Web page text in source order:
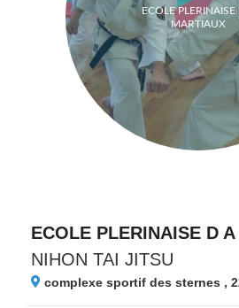
ECOLE PLERINAISE
MARTIAUX
ECOLE PLERINAISE D
NIHON TAI JITSU
complexe sportif des sternes ,